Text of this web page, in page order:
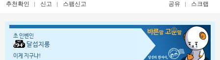
추천확인 신고 스팸신고 공유 스크랩
초 인벤인
달섭지롱
이게 지구냐!